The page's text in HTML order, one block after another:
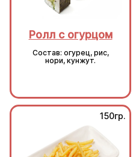
Ролл с огурцом
Состав: огурец, рис,
нори, кунжут.
150гр.